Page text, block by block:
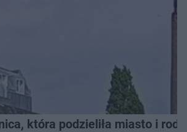
która podzieliła miasto i